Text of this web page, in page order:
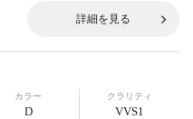
詳細を見る
カラー
D
クラリティ
VVS1